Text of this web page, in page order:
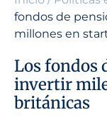
fondos de
millones en
Los fondos
invertir
británicas